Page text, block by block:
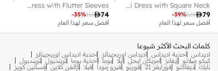
Printed Midi Dress with Square Neck
79
128
-39%
أفضل سعر لهذا العام
Blue Floral V-Neck Dress with Flutter Sleeves
74
113
-35%
أفضل سعر لهذا العام
كلمات البحث الأكثر شيوعا
اديداس احذية اديداس اديداس اوريجينالز
احذية اديداس اوريجينالز
كيكو ميلانو
إيفانز امريكان ايجل ايلا بوما احذية بوما ترينديول ترينديول
نايك ديفاكتو فورايفر 21 فوريو فيرو مودا فيلا كالفن كلاين فساتين كويز